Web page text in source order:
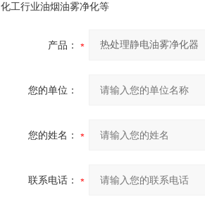
化工行业油烟油雾净化等
产品：
您的单位：
您的姓名：
联系电话：